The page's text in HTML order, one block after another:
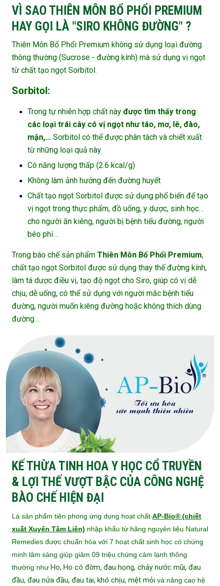
VÌ SAO THIÊN MÔN BỔ PHỔI PREMIUM
HAY GỌI LÀ "SIRO KHÔNG ĐƯỜNG" ?
Thiên Môn Bổ Phổi Premium không sử dụng loại đường
thông thường (Sucrose - đường kính) mà sử dụng vị ngọt
từ chất tạo ngọt Sorbitol.
Sorbitol:
Trong tự nhiên hợp chất này được tìm thấy trong
các loại trái cây có vị ngọt như táo, mơ, lê, đào,
mận,... Sorbitol có thể được phân tách và chiết xuất
từ những loại quả này
Có năng lượng thấp (2.6 kcal/g)
Không làm ảnh hưởng đến đường huyết
Chất tạo ngọt Sorbitol được sử dụng phổ biến để tạo
vị ngọt trong thực phẩm, đồ uống, y dược, sinh học…
cho người ăn kiêng, người bị bệnh tiểu đường, người
béo phì…
Trong bào chế sản phẩm Thiên Môn Bổ Phổi Premium,
chất tạo ngọt Sorbitol được sử dụng thay thế đường kính,
làm tá dược điều vị, tạo độ ngọt cho Siro, giúp có vị dễ
chịu, dễ uống, có thể sử dụng với người mắc bệnh tiểu
đường, người muốn kiêng đường hoặc không thích dùng
đường…
KẾ THỪA TINH HOA Y HỌC CỔ TRUYỀN
& LỢI THẾ VƯỢT BẬC CỦA CÔNG NGHỆ
BÀO CHẾ HIỆN ĐẠI
Là sản phẩm tiên phong ứng dụng hoạt chất AP-Bio® (chiết
xuất Xuyên Tâm Liên) nhập khẩu từ hãng nguyên liệu Natural
Remedies được chuẩn hóa với 7 hoạt chất sinh học có chứng
minh lâm sàng giúp giảm 09 triệu chứng cảm lạnh thông
thường như Ho, Ho có đờm, đau họng, chảy nước mũi, đau
đầu, đau nửa đầu, đau tai, khó chịu, mệt mỏi và nâng cao hệ